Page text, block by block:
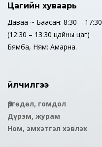
Цагийн хуваарь
Даваа ~ Баасан: 8:30 – 17:30
(12:30 – 13:30 цайны цаг)
Бямба, Ням: Амарна.
Үйлчилгээ
Өргөдөл, гомдол
Дүрэм, журам
Ном, эмхэтгэл хэвлэх